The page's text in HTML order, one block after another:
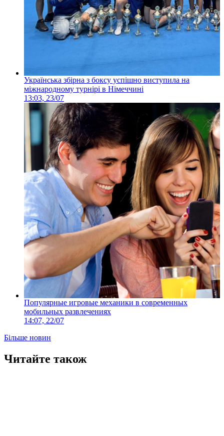
Українська збірна з боксу успішно виступила на
міжнародному турнірі в Німеччині
13:03, 23/07
Популярные игровые механики в современных
мобильных развлечениях
14:07, 22/07
Більше новин
Читайте також